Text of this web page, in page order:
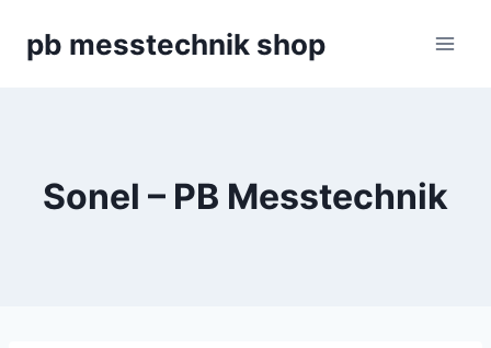
Inhaltpb messtechnik shop
Sonel – PB Messtechnik